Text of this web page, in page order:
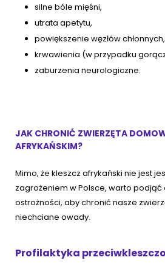
silne bóle mięśni,
utrata apetytu,
powiększenie węzłów chłonnych,
krwawienia (w przypadku
zaburzenia neurologiczne.
JAK CHRONIĆ ZWIERZĘTA
AFRYKAŃSKIM?
Mimo, że kleszcz afrykański nie jest
zagrożeniem w Polsce, warto
ostrożności, aby chronić nasze
niechciane owady.
Profilaktyka